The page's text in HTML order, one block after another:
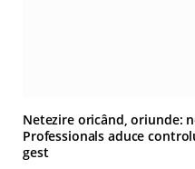
Netezire oricând, oriunde:
Professionals aduce
gest